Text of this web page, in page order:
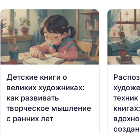
Детские книги о
великих художниках:
как развивать
творческое мышление
с ранних лет